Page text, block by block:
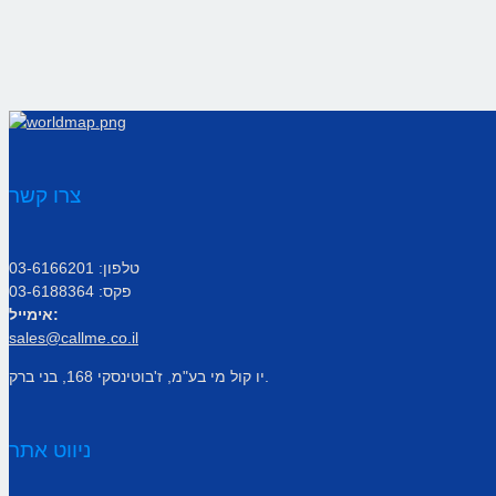
צרו קשר
טלפון: 03-6166201
פקס: 03-6188364
אימייל:
sales@callme.co.il
ניווט אתר